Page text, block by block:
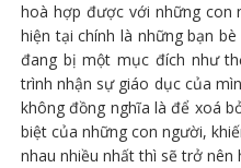
hoà hợp được với những con
hiện tại chính là những bạn
đang bị một mục đích như
trình nhận sự giáo dục của
không đồng nghĩa là để xoá
biệt của những con người,
nhau nhiều nhất thì sẽ trở nên